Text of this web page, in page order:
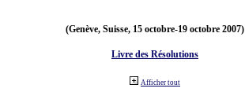
(Genève, Suisse, 15 octobre-19 octobre 2007)
Livre des Résolutions
Afficher tout